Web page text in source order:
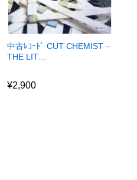
中古ﾚｺｰﾄﾞ CUT CHEMIST –
THE LIT…
¥2,900